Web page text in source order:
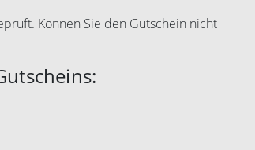
Können Sie den Gutschein nicht